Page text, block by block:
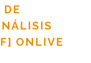
ONLIVE